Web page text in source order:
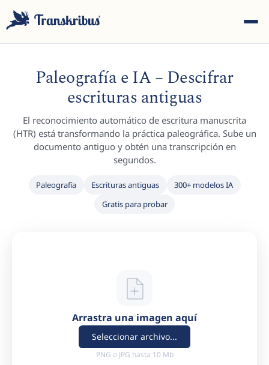
ESC
Empiece a escribir para buscar entre modelos, sites y
Paleografía e IA – Descifrar
escrituras antiguas
El reconocimiento automático de escritura manuscrita
(HTR) está transformando la práctica paleográfica. Sube un
documento antiguo y obtén una transcripción en
segundos.
Paleografía Escrituras antiguas
300+ modelos IA
Gratis para probar
Arrastra una imagen aquí
Seleccionar archivo...
PNG o JPG hasta 10 Mb